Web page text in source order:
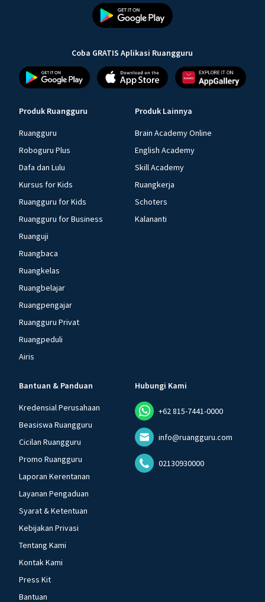
Coba GRATIS Aplikasi Ruangguru
Produk Ruangguru
Ruangguru
Roboguru Plus
Dafa dan Lulu
Kursus for Kids
Ruangguru for Kids
Ruangguru for Business
Ruanguji
Ruangbaca
Ruangkelas
Ruangbelajar
Ruangpengajar
Ruangguru Privat
Ruangpeduli
Airis
Produk Lainnya
Brain Academy Online
English Academy
Skill Academy
Ruangkerja
Schoters
Kalananti
Bantuan & Panduan
Kredensial Perusahaan
Beasiswa Ruangguru
Cicilan Ruangguru
Promo Ruangguru
Laporan Kerentanan
Layanan Pengaduan
Syarat & Ketentuan
Kebijakan Privasi
Tentang Kami
Kontak Kami
Press Kit
Bantuan
Hubungi Kami
+62 815-7441-0000
info@ruangguru.com
02130930000